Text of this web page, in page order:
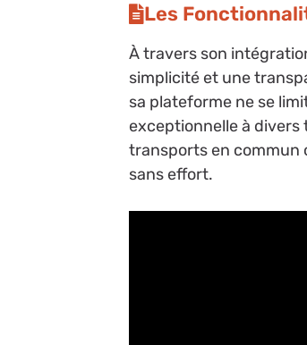
Les
À travers son
simplicité et une
sa plateforme ne se
exceptionnelle à divers
transports en commun
sans effort.